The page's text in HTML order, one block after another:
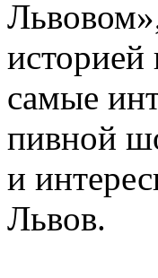
историей
самые
пивной
и
Львов.